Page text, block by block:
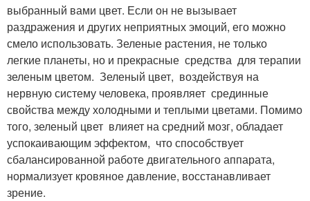
выбранный вами цвет. Если он не вызывает
раздражения и других неприятных эмоций, его можно
смело использовать. Зеленые растения, не только
легкие планеты, но и прекрасные средства для терапии
зеленым цветом. Зеленый цвет, воздействуя на
нервную систему человека, проявляет срединные
свойства между холодными и теплыми цветами. Помимо
того, зеленый цвет влияет на средний мозг, обладает
успокаивающим эффектом, что способствует
сбалансированной работе двигательного аппарата,
нормализует кровяное давление, восстанавливает
зрение.